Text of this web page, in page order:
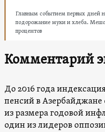
Главным событием первых дней
подорожание муки и хлеба.
процентов
Комментарий
До 2016 года
пенсий в Азербайджане
из размера годовой
один из лидеров